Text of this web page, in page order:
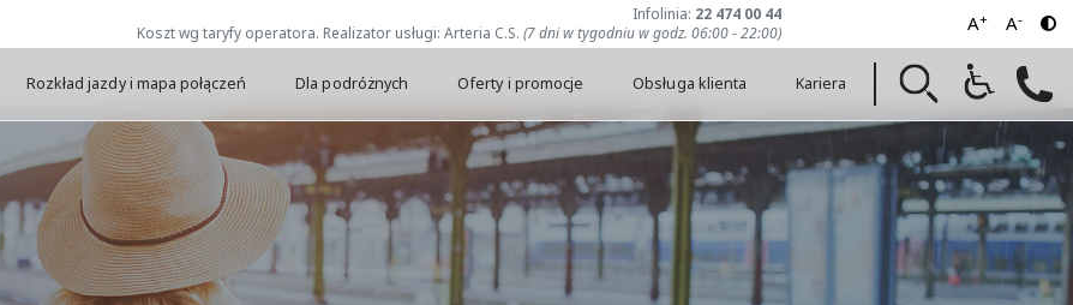
Infolinia: 22 474 00 44
Koszt wg taryfy operatora. Realizator usługi: Arteria C.S. (7 dni w tygodniu w godz. 06:00 - 22:00) A+ A-
Rozkład jazdy i mapa połączeń Dla podróżnych Oferty i promocje Obsługa klienta Kariera